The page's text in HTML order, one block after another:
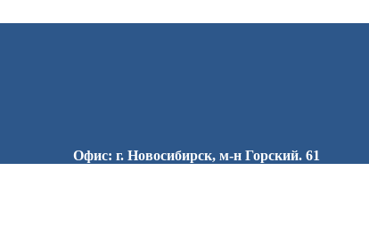
Офис: г. Новосибирск, м-н Горский. 61